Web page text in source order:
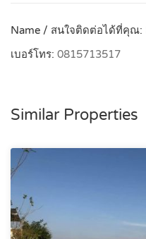
Name / สนใจติดต่อได้ที่คุณ:
เบอร์โทร: 0815713517
Similar Properties